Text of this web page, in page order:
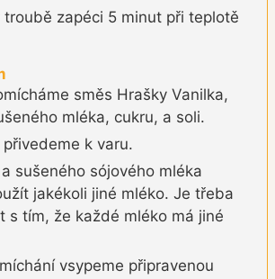
troubě zapéci 5 minut při teplotě
směs Hrašky Vanilka,
mléka, cukru, a soli.
k varu.
sušeného sójového mléka
jakékoli jiné mléko. Je třeba
s tím, že každé mléko má jiné
vsypeme připravenou